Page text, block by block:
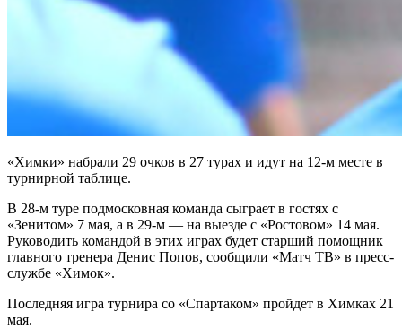
«Химки» набрали 29 очков в 27 турах и идут на 12-м месте в
турнирной таблице.
В 28-м туре подмосковная команда сыграет в гостях с
«Зенитом» 7 мая, а в 29-м — на выезде с «Ростовом» 14 мая.
Руководить командой в этих играх будет старший помощник
главного тренера Денис Попов, сообщили «Матч ТВ» в пресс-
службе «Химок».
Последняя игра турнира со «Спартаком» пройдет в Химках 21
мая.